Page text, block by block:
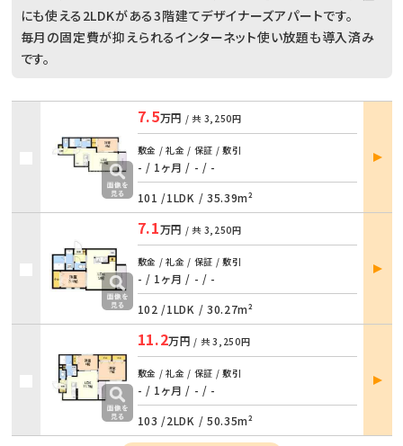
にも使える2LDKがある3階建てデザイナーズアパートです。
毎月の固定費が抑えられるインターネット使い放題も導入済み
です。
7.5万円 / 共 3,250円
敷金 / 礼金 / 保証 / 敷引
- / 1ヶ月 / - / -
101 /1LDK / 35.39m²
部屋
詳細
7.1万円 / 共 3,250円
敷金 / 礼金 / 保証 / 敷引
- / 1ヶ月 / - / -
102 /1LDK / 30.27m²
部屋
詳細
11.2万円 / 共3,250円
敷金 / 礼金 / 保証 / 敷引
- / 1ヶ月 / - / -
103 /2LDK / 50.35m²
部屋
詳細